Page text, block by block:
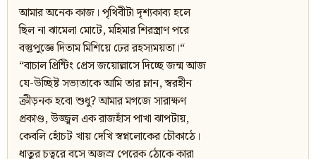
আমার অনেক কাজ। পৃথিবীটা দৃশ্যকাব্য হলে
ছিল না ঝামেলা মোটে, মহিমার শিরস্ত্রাণ পরে
বস্তুপুজ্ঞে দিতাম মিশিয়ে ঢের রহস্যময়তা।“
“বাচাল প্রিন্টিং প্রেস জয়োল্লাসে দিচ্ছে জন্ম আজ
যে-উচ্ছিষ্ট সভ্যতাকে আমি তার ম্লান, স্বরহীন
ক্রীড়নক হবো শুধু? আমার মগজে সারাক্ষণ
প্রকাণ্ড, উজ্জ্বল এক রাজহাঁস পাখা ঝাপটায়,
কেবলি হোঁচট খায় দেখি স্বপ্নলোকের চৌকাঠে।
ধাতুর চত্বরে বসে অজস্র পেরেক ঠোকে কারা